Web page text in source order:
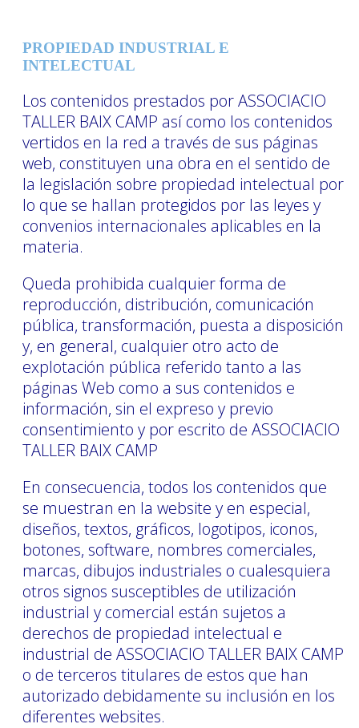
PROPIEDAD INDUSTRIAL E
INTELECTUAL
Los contenidos prestados por ASSOCIACIO
TALLER BAIX CAMP así como los contenidos
vertidos en la red a través de sus páginas
web, constituyen una obra en el sentido de
la legislación sobre propiedad intelectual por
lo que se hallan protegidos por las leyes y
convenios internacionales aplicables en la
materia.
Queda prohibida cualquier forma de
reproducción, distribución, comunicación
pública, transformación, puesta a disposición
y, en general, cualquier otro acto de
explotación pública referido tanto a las
páginas Web como a sus contenidos e
información, sin el expreso y previo
consentimiento y por escrito de ASSOCIACIO
TALLER BAIX CAMP
En consecuencia, todos los contenidos que
se muestran en la website y en especial,
diseños, textos, gráficos, logotipos, iconos,
botones, software, nombres comerciales,
marcas, dibujos industriales o cualesquiera
otros signos susceptibles de utilización
industrial y comercial están sujetos a
derechos de propiedad intelectual e
industrial de ASSOCIACIO TALLER BAIX CAMP
o de terceros titulares de estos que han
autorizado debidamente su inclusión en los
diferentes websites.